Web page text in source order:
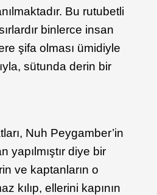
Bu rutubetli
binlerce insan
şifa olması ümidiyle
sütunda derin bir
Nuh Peygamber’in
yapılmıştır diye bir
ve kaptanların o
kılıp, ellerini kapının